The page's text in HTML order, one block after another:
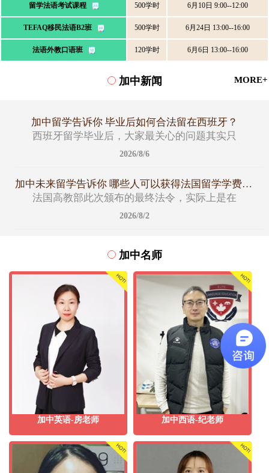
留学法语考试课程 500学时 6月10日 9:00--12:00
TEFAQ移民法语B2班 500学时 6月24日 13:00--16:00
法语外教口语班 120学时 6月6日 13:00--16:00
加中新闻 MORE+
加中留学告诉你 毕业后如何合法留在西班牙？
西班牙留学毕业后，大家最关心的问题其实只
2026/8/6
加中未来留学告诉你 哪些人可以获得法国留学学费减免名额
法国高教部此次颁布的最终法令，实际上是在
2026/8/2
加中名师
加中英语-房老师 加中西语-纪老师